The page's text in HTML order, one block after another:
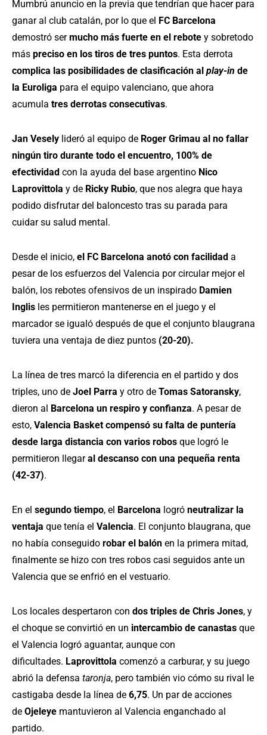
Mumbrú anuncio en la previa que tendrían que hacer para
ganar al club catalán, por lo que el FC Barcelona
demostró sermucho más fuerte en el rebote y sobretodo
más preciso en los tiros de tres puntos. Esta derrota
complica las posibilidades de clasificación al play-in de
la Euroliga para el equipo valenciano, que ahora
acumula tres derrotas consecutivas.
Jan Vesely lideró al equipo de Roger Grimau al no fallar
ningún tiro durante todo el encuentro, 100% de
efectividad con la ayuda del base argentino Nico
Laprovittola y de Ricky Rubio, que nos alegra que haya
podido disfrutar del baloncesto tras su parada para
cuidar su salud mental.
Desde el inicio, el FC Barcelona anotó con facilidad a
pesar de los esfuerzos del Valencia por circular mejor el
balón, los rebotes ofensivos de un inspirado Damien
Inglis les permitieron mantenerse en el juego y el
marcador se igualó después de que el conjunto blaugrana
tuviera una ventaja de diez puntos (20-20).
La línea de tres marcó la diferencia en el partido y dos
triples, uno de Joel Parra y otro de Tomas Satoransky,
dieron al Barcelona un respiro y confianza. A pesar de
esto, Valencia Basket compensó su falta de puntería
desde larga distancia con varios robos que logró le
permitieron llegaral descanso con una pequeña renta
(42-37).
En el segundo tiempo, el Barcelona logró neutralizar la
ventaja que tenía el Valencia. El conjunto blaugrana, que
no había conseguido robar el balón en la primera mitad,
finalmente se hizo con tres robos casi seguidos ante un
Valencia que se enfrió en el vestuario.
Los locales despertaron con dos triples de Chris Jones, y
el choque se convirtió en un intercambio de canastas que
el Valencia logró aguantar, aunque con
dificultades. Laprovittola comenzó a carburar, y su juego
abrió la defensa taronja, pero también vio cómo su rival le
castigaba desde la línea de 6,75. Un par de acciones
de Ojeleye mantuvieron al Valencia enganchado al
partido.